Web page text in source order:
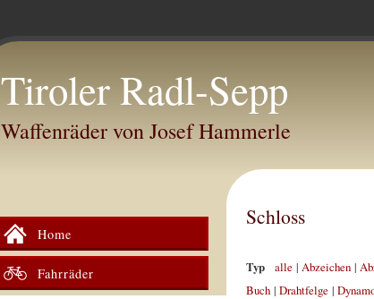
Tiroler Radl-Sepp
Waffenräder von Josef Hammerle
Home
Fahrräder
Schloss
Typ alle| Abzeichen|
Buch| Drahtfelge|